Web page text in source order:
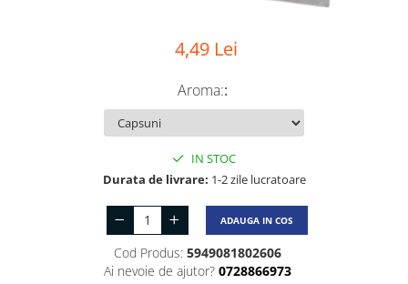
4,49 Lei
Aroma::
IN STOC
Durata de livrare: 1-2 zile lucratoare
ADAUGA IN COS
Cod Produs: 5949081802606
Ai nevoie de ajutor? 0728866973